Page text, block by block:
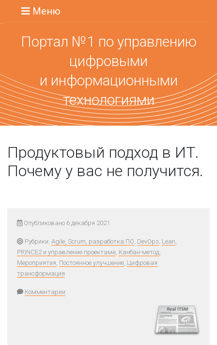
Меню
Портал №1 по управлению
цифровыми
и информационными
технологиями
Продуктовый подход в ИТ.
Почему у вас не получится.
Опубликовано 6 декабря 2021
Рубрики: Agile, Scrum, разработка ПО, DevOps, Lean,
PRINCE2 и управление проектами, Канбан-метод,
Мероприятия, Постоянное улучшение, Цифровая
трансформация
Комментарии